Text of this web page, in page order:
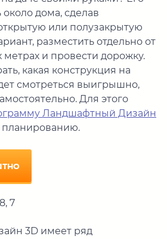
дома, сделав
или полузакрытую
разместить отдельно от
метрах и провести дорожку.
какая конструкция на
смотреться выигрышно,
Для этого
Ландшафтный Дизайн
планированию.
7
3D имеет ряд